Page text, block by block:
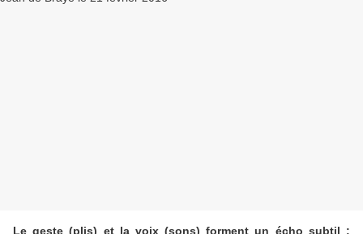
Le geste (plis) et la voix (sons) forment un écho subtil :